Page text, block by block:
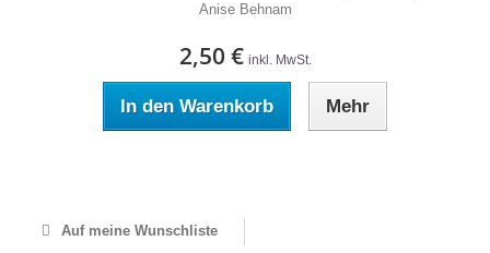
Anise Behnam
2,50 € inkl. MwSt.
In den Warenkorb Mehr
Auf meine Wunschliste